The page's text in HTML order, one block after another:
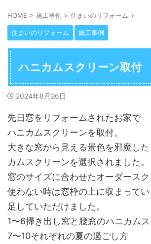
HOME > 施工事例 > 住まいのリフォーム >
住まいのリフォーム 施工事例
ハニカムスクリーン取付
2024年8月26日
先日窓をリフォームされたお家で
ハニカムスクリーンを取付。
大きな窓から見える景色を邪魔し
カムスクリーンを選択されました。
窓のサイズに合わせたオーダースク
使わない時は窓枠の上に収まって
足していただけました。
1〜6掃き出し窓と腰窓のハニカム
7〜10それぞれの夏の過ごし方